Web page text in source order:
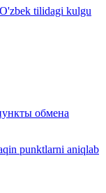
tilidagi kulgu
обмена
punktlarni aniqlab